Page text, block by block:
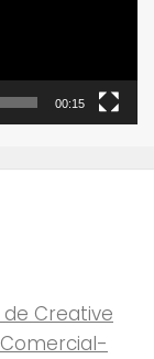
00:15
Creative